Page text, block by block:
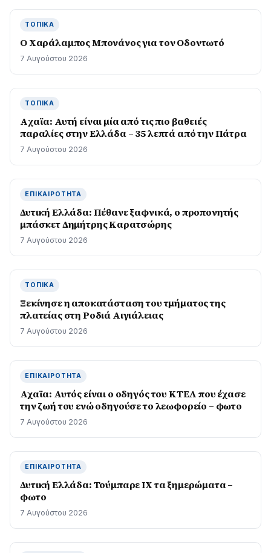
ΤΟΠΙΚΆ
Ο Χαράλαμπος Μπονάνος για τον Οδοντωτό
7 Αυγούστου 2026
ΤΟΠΙΚΆ
Aχαϊα: Αυτή είναι μία από τις πιο βαθειές
παραλίες στην Ελλάδα – 35 λεπτά από την Πάτρα
7 Αυγούστου 2026
ΕΠΙΚΑΙΡΌΤΗΤΑ
Δυτική Ελλάδα: Πέθανε ξαφνικά, ο προπονητής
μπάσκετ Δημήτρης Καρατσώρης
7 Αυγούστου 2026
ΤΟΠΙΚΆ
Ξεκίνησε η αποκατάσταση του τμήματος της
πλατείας στη Ροδιά Αιγιάλειας
7 Αυγούστου 2026
ΕΠΙΚΑΙΡΌΤΗΤΑ
Αχαϊα: Αυτός είναι ο οδηγός του ΚΤΕΛ που έχασε
την ζωή του ενώ οδηγούσε το λεωφορείο – φωτο
7 Αυγούστου 2026
ΕΠΙΚΑΙΡΌΤΗΤΑ
Δυτική Ελλάδα: Τούμπαρε ΙΧ τα ξημερώματα –
φωτο
7 Αυγούστου 2026